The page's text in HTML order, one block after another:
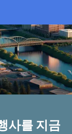
OF
사를 지금